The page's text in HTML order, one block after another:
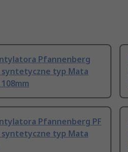
Pfannenberg
syntetyczne typ Mata
Pfannenberg PF
syntetyczne typ Mata